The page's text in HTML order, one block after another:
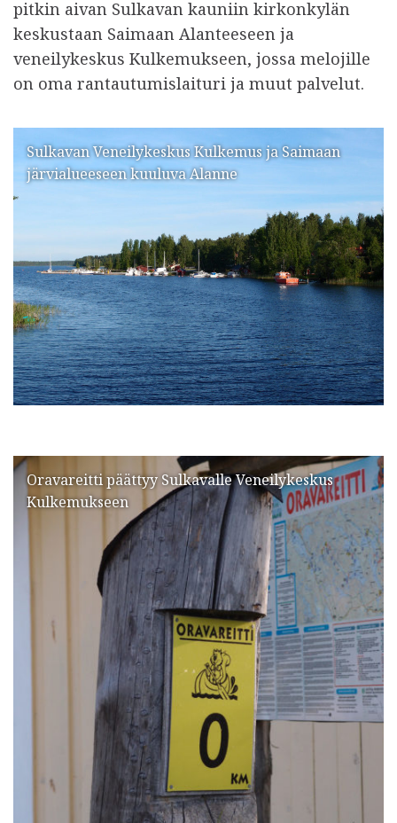
pitkin aivan Sulkavan kauniin kirkonkylän
keskustaan Saimaan Alanteeseen ja
veneilykeskus Kulkemukseen, jossa melojille
on oma rantautumislaituri ja muut palvelut.
Sulkavan Veneilykeskus Kulkemus ja Saimaan
järvialueeseen kuuluva Alanne
Oravareitti päättyy Sulkavalle Veneilykeskus
Kulkemukseen